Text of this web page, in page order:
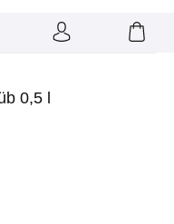
0,5 l